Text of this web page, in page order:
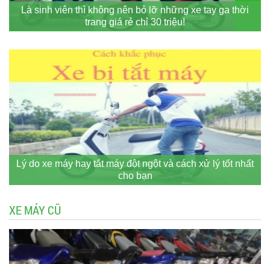
Là sinh viên thì không nên bỏ lỡ những xe tay ga thời
trang giá rẻ chỉ 30 triệu!
Lý do xe máy hay tắt máy đột ngột và cách xử lý tốt nhất
cho bạn
XE MÁY CŨ